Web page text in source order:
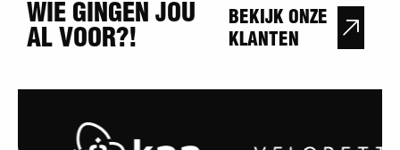
WIE GINGEN JOU
AL VOOR?!
BEKIJK ONZE
KLANTEN